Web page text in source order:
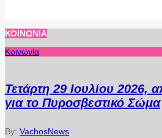
ΚΟΙΝΩΝΊΑ
Κοινωνία
Τετάρτη 29 Ιουλίου 2026,
για το Πυροσβεστικό Σώμα
By: VachosNews